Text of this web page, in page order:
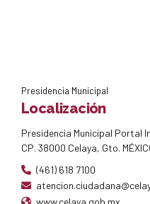
Presidencia Municipal
Localización
Presidencia Municipal Portal
CP. 38000 Celaya, Gto.
(461) 618 7100
www.celaya.gob.mx